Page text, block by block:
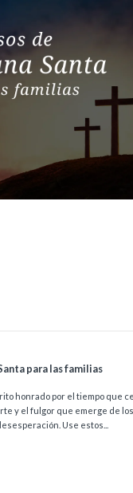
para las familias
rito honrado por el tiempo que
y el fulgor que emerge de los
Use estos...